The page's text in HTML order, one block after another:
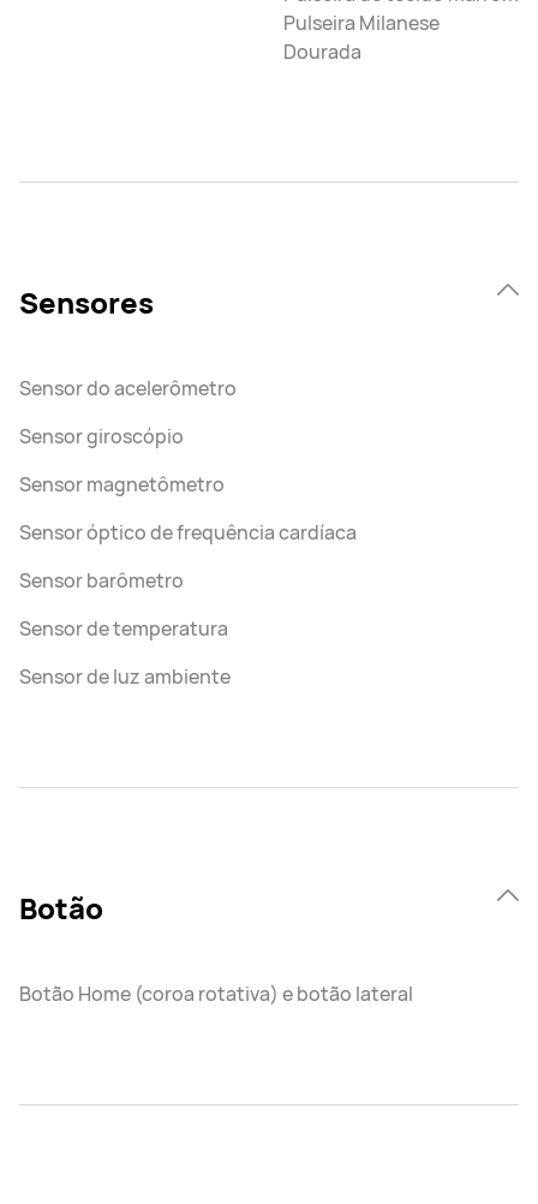
Pulseira Milanese
Dourada
Sensores
Sensor do acelerômetro
Sensor giroscópio
Sensor magnetômetro
Sensor óptico de frequência cardíaca
Sensor barômetro
Sensor de temperatura
Sensor de luz ambiente
Botão
Botão Home (coroa rotativa) e botão lateral